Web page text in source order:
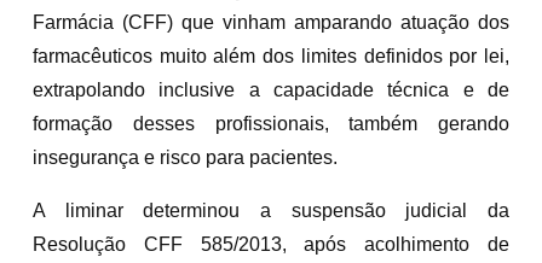
Farmácia (CFF) que vinham amparando atuação dos
farmacêuticos muito além dos limites definidos por lei,
extrapolando inclusive a capacidade técnica e de
formação desses profissionais, também gerando
insegurança e risco para pacientes.
A liminar determinou a suspensão judicial da
Resolução CFF 585/2013, após acolhimento de